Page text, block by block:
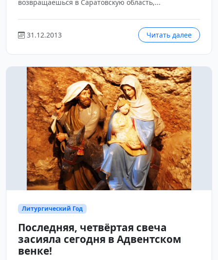
возвращаешься в Саратовскую область,...
31.12.2013 Читать далее
Литургический Год
Последняя, четвёртая свеча
засияла сегодня в Адвентском
венке!